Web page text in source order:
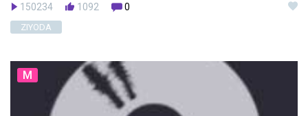
150234 1092 0
ZIYODA
M